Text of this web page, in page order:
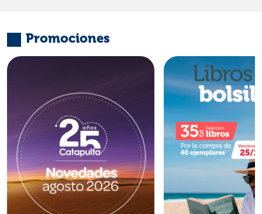
Promociones